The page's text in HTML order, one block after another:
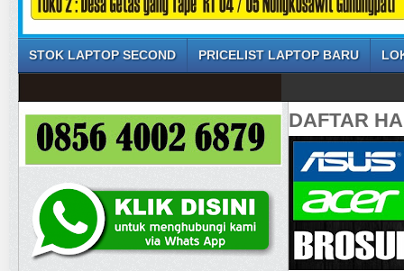
STOK LAPTOP SECOND PRICELIST LAPTOP BARU
DAFTAR